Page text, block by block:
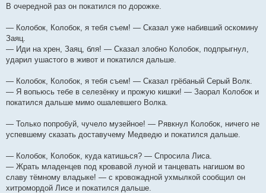
В очередной раз он покатился по дорожке.
— Колобок, Колобок, я тебя съем! — Сказал уже набивший оскомину
Заяц.
— Иди на хрен, Заяц, бля! — Сказал злобно Колобок, подпрыгнул,
ударил ушастого в живот и покатился дальше.
— Колобок, Колобок, я тебя съем! — Сказал грёбаный Серый Волк.
— Я вопьюсь тебе в селезёнку и прожую кишки! — Заорал Колобок и
покатился дальше мимо ошалевшего Волка.
— Только попробуй, чучело музейное! — Рявкнул Колобок, ничего не
успевшему сказать доставучему Медведю и покатился дальше.
— Колобок, Колобок, куда катишься? — Спросила Лиса.
— Жрать младенцев под кровавой луной и танцевать нагишом во
славу тёмному владыке! — с кровожадной ухмылкой сообщил он
хитромордой Лисе и покатился дальше.